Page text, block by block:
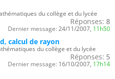
du collège et du lycée
Réponses: 8
Dernier message: 24/11/2007, 11h50
calcul de rayon
du collège et du lycée
Réponses: 5
Dernier message: 16/10/2007, 17h14